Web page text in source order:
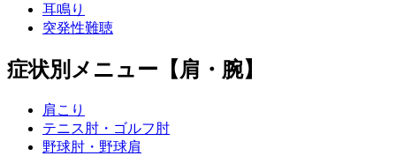
耳鳴り
突発性難聴
症状別メニュー【肩・腕】
肩こり
テニス肘・ゴルフ肘
野球肘・野球肩